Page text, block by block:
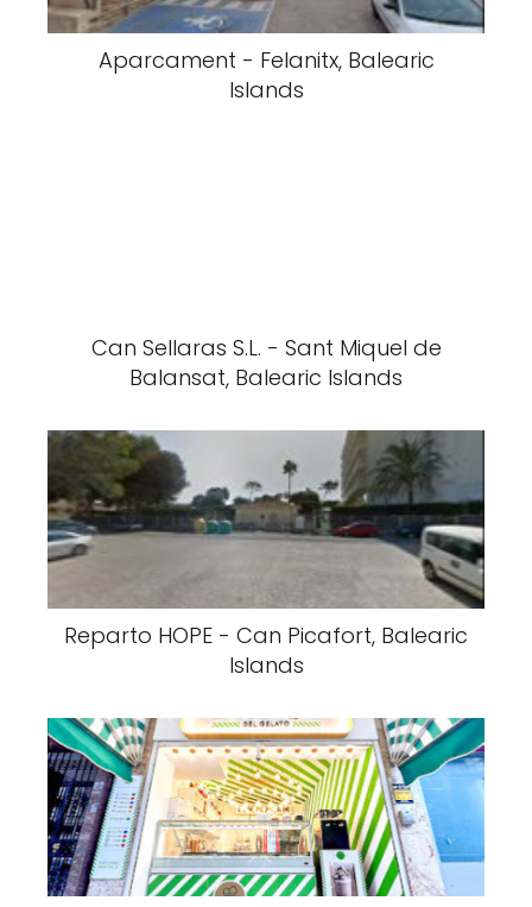
Aparcament - Felanitx, Balearic
Islands
Can Sellaras S.L. - Sant Miquel de
Balansat, Balearic Islands
Reparto HOPE - Can Picafort, Balearic
Islands